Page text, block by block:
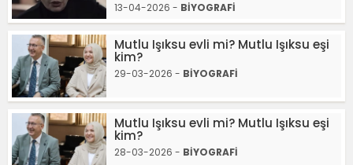
13-04-2026 - BİYOGRAFİ
Mutlu Işıksu evli mi? Mutlu Işıksu eşi
kim?
29-03-2026 - BİYOGRAFİ
Mutlu Işıksu evli mi? Mutlu Işıksu eşi
kim?
28-03-2026 - BİYOGRAFİ